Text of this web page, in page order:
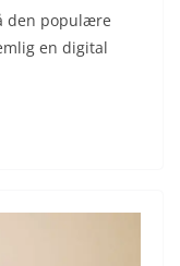
den populære
en digital